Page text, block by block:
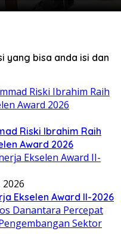
yang bisa anda isi dan
Riski Ibrahim Raih
Award 2026
Ekselen Award II-2026